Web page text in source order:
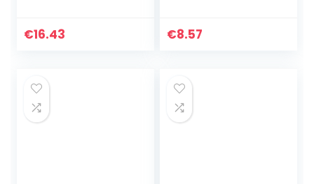
Kunst en
€16.43
kinderen tegen
verrassing voor
kinderen met
Halloween (10
€8.57